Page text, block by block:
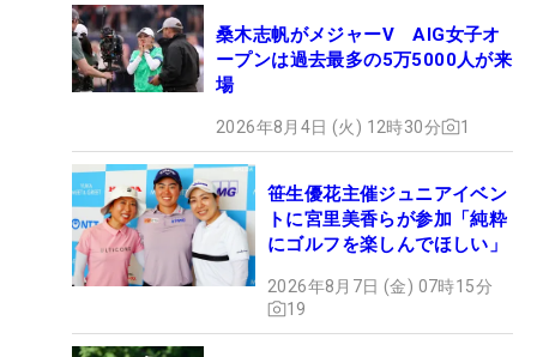
桑木志帆がメジャーV AIG女子オ
ープンは過去最多の5万5000人が来
場
2026年8月4日 (火) 12時30分 1
笹生優花主催ジュニアイベン
トに宮里美香らが参加「純粋
にゴルフを楽しんでほしい」
2026年8月7日 (金) 07時15分
19